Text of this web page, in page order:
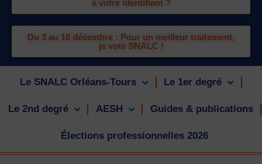
à votre identifiant ?
Du 3 au 10 décembre : Pour un meilleur traitement,
je vote SNALC !
Le SNALC Orléans-Tours Le 1er degré
Le 2nd degré AESH Guides & publications
Élections professionnelles 2026